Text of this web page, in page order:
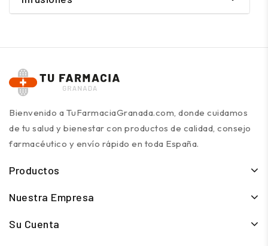
Bienvenido a TuFarmaciaGranada.com, donde cuidamos
de tu salud y bienestar con productos de calidad, consejo
farmacéutico y envío rápido en toda España.
Productos
Nuestra Empresa
Su Cuenta